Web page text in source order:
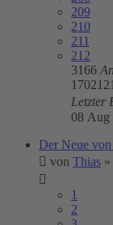
209
210
211
212
3166
1702121
Letzter
08 Aug
Der Neue
von Thias »
1
2